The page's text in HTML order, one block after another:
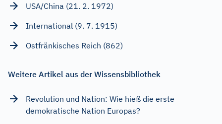
USA/China (21. 2. 1972)
International (9. 7. 1915)
Ostfränkisches Reich (862)
Weitere Artikel aus der Wissensbibliothek
Revolution und Nation: Wie hieß die erste
demokratische Nation Europas?